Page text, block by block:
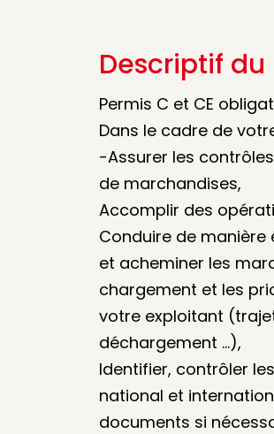
Descriptif du
Permis C et CE
Dans le cadre de
-Assurer les
de marchandises,
Accomplir des
Conduire de
et acheminer les
chargement et les
votre exploitant
déchargement …),
Identifier, contrôler
national et
documents si